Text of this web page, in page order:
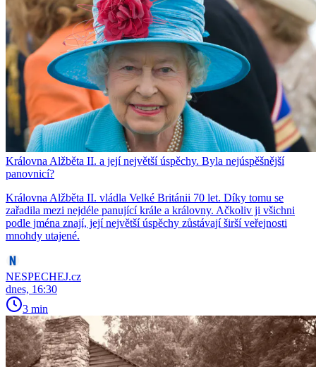
Královna Alžběta II. a její největší úspěchy. Byla nejúspěšnější
panovnicí?
Královna Alžběta II. vládla Velké Británii 70 let. Díky tomu se
zařadila mezi nejdéle panující krále a královny. Ačkoliv ji všichni
podle jména znají, její největší úspěchy zůstávají širší veřejnosti
mnohdy utajené.
NESPECHEJ.cz
dnes, 16:30
3 min